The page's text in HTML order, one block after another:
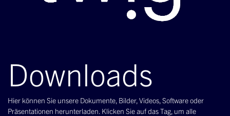
Downloads
Hier können Sie unsere Dokumente, Bilder, Videos, Software oder
Präsentationen herunterladen. Klicken Sie auf das Tag, um alle